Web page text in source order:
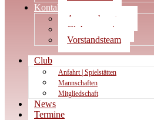
Kontakt
Ansprechpartner
Clubwegweiser
Vorstandsteam
Club
Anfahrt | Spielstätten
Mannschaften
Mitgliedschaft
News
Termine